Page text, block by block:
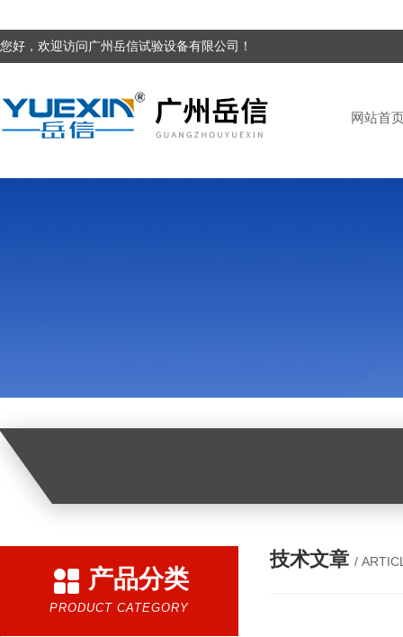
您好，欢迎访问广州岳信试验设备有限公司！
网站首
产品分类
PRODUCT CATEGORY
技术文章 /